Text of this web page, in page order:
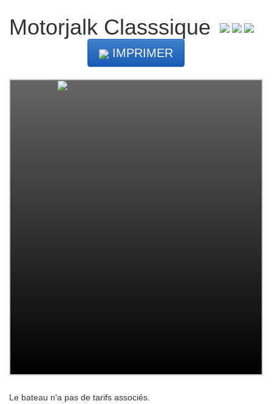
Motorjalk Classsique
IMPRIMER
Le bateau n'a pas de tarifs associés.